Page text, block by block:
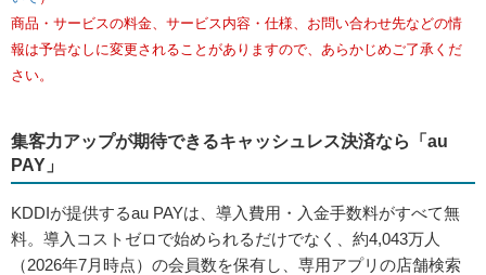
商品・サービスの料金、サービス内容・仕様、お問い合わせ先などの情
報は予告なしに変更されることがありますので、あらかじめご了承くだ
さい。
集客力アップが期待できるキャッシュレス決済なら「au
PAY」
KDDIが提供するau PAYは、導入費用・入金手数料がすべて無
料。導入コストゼロで始められるだけでなく、約4,043万人
（2026年7月時点）の会員数を保有し、専用アプリの店舗検索